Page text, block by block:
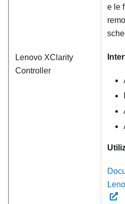
Lenovo XClarity
Controller
e le